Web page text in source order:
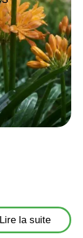
Lire la suite